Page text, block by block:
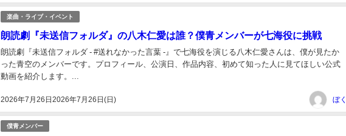
楽曲・ライブ・イベント
朗読劇『未送信フォルダ』の八木仁愛は誰？僕青メンバーが七海役に挑戦
2026年7月26日2026年7月26日(日)
朗読劇『未送信フォルダ - #送れなかった言葉 -』で七海役を演じる八木仁愛さんは、僕が見たか
った青空のメンバーです。プロフィール、公演日、作品内容、初めて知った人に見てほしい公式
動画を紹介します。...
ぼく
僕青メンバー